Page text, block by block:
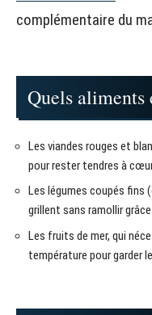
complémentaire du
Quels aliments
Les viandes rouges et
pour rester tendres à
Les légumes coupés fins
grillent sans ramollir
Les fruits de mer, qui
température pour garder